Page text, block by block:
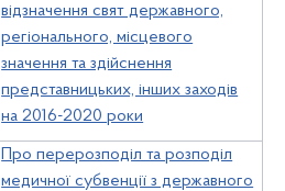
відзначення свят державного,
регіонального, місцевого
значення та здійснення
представницьких, інших заходів
на 2016-2020 роки
Про перерозподіл та розподіл
медичної субвенції з державного